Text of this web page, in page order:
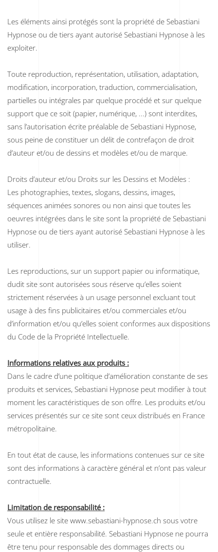
Les éléments ainsi protégés sont la propriété de Sebastiani
Hypnose ou de tiers ayant autorisé Sebastiani Hypnose à les
exploiter.
Toute reproduction, représentation, utilisation, adaptation,
modification, incorporation, traduction, commercialisation,
partielles ou intégrales par quelque procédé et sur quelque
support que ce soit (papier, numérique, ...) sont interdites,
sans l’autorisation écrite préalable de Sebastiani Hypnose,
sous peine de constituer un délit de contrefaçon de droit
d’auteur et/ou de dessins et modèles et/ou de marque.
Droits d’auteur et/ou Droits sur les Dessins et Modèles :
Les photographies, textes, slogans, dessins, images,
séquences animées sonores ou non ainsi que toutes les
oeuvres intégrées dans le site sont la propriété de Sebastiani
Hypnose ou de tiers ayant autorisé Sebastiani Hypnose à les
utiliser.
Les reproductions, sur un support papier ou informatique,
dudit site sont autorisées sous réserve qu’elles soient
strictement réservées à un usage personnel excluant tout
usage à des fins publicitaires et/ou commerciales et/ou
d’information et/ou qu’elles soient conformes aux dispositions
du Code de la Propriété Intellectuelle.
Informations relatives aux produits :
Dans le cadre d’une politique d’amélioration constante de ses
produits et services, Sebastiani Hypnose peut modifier à tout
moment les caractéristiques de son offre. Les produits et/ou
services présentés sur ce site sont ceux distribués en France
métropolitaine.
En tout état de cause, les informations contenues sur ce site
sont des informations à caractère général et n’ont pas valeur
contractuelle.
Limitation de responsabilité :
Vous utilisez le site www.sebastiani-hypnose.ch sous votre
seule et entière responsabilité. Sebastiani Hypnose ne pourra
être tenu pour responsable des dommages directs ou